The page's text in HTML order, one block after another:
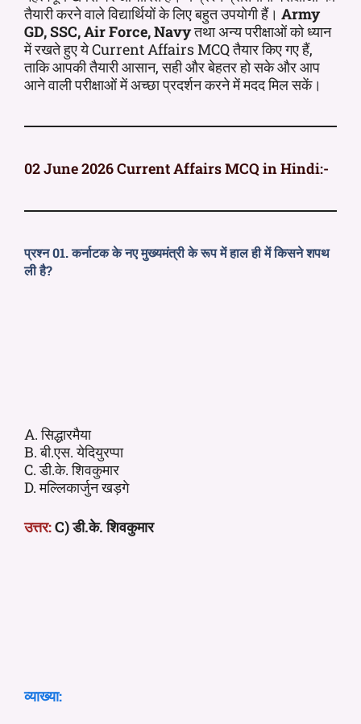
तैयारी करने वाले विद्यार्थियों के लिए बहुत उपयोगी हैं। Army
GD, SSC, Air Force, Navyतथा अन्य परीक्षाओं को ध्यान
में रखते हुए ये Current Affairs MCQ तैयार किए गए हैं,
ताकि आपकी तैयारी आसान, सही और बेहतर हो सके और आप
आने वाली परीक्षाओं में अच्छा प्रदर्शन करने में मदद मिल सकें।
02 June 2026 Current Affairs MCQ in Hindi:-
प्रश्न 01. कर्नाटक के नए मुख्यमंत्री के रूप में हाल ही में किसने शपथ
ली है?
A. सिद्धारमैया
B. बी.एस. येदियुरप्पा
C. डी.के. शिवकुमार
D. मल्लिकार्जुन खड़गे
उत्तर:C) डी.के. शिवकुमार
व्याख्या: